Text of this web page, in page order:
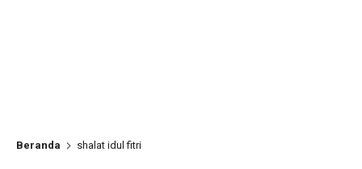
Beranda shalat idul fitri